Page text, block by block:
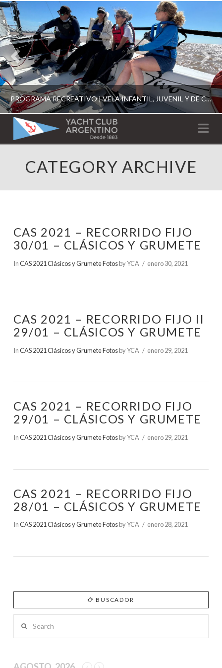
PROGRAMA RECREATIVO | VELA INFANTIL, JUVENIL Y DE CRUCERO 2026
ESCUELA RECREATIVA 2026
YACHT
CLUB
ARGENTINO
CATEGORY ARCHIVE
CAS 2021 – RECORRIDO FIJO
30/01 – CLÁSICOS Y GRUMETE
InCAS 2021 Clásicos y Grumete Fotosby YCA enero 30, 2021
CAS 2021 – RECORRIDO FIJO II
29/01 – CLÁSICOS Y GRUMETE
InCAS 2021 Clásicos y Grumete Fotosby YCA enero 29, 2021
CAS 2021 – RECORRIDO FIJO
29/01 – CLÁSICOS Y GRUMETE
InCAS 2021 Clásicos y Grumete Fotosby YCA enero 29, 2021
CAS 2021 – RECORRIDO FIJO
28/01 – CLÁSICOS Y GRUMETE
InCAS 2021 Clásicos y Grumete Fotosby YCA enero 28, 2021
BUSCADOR